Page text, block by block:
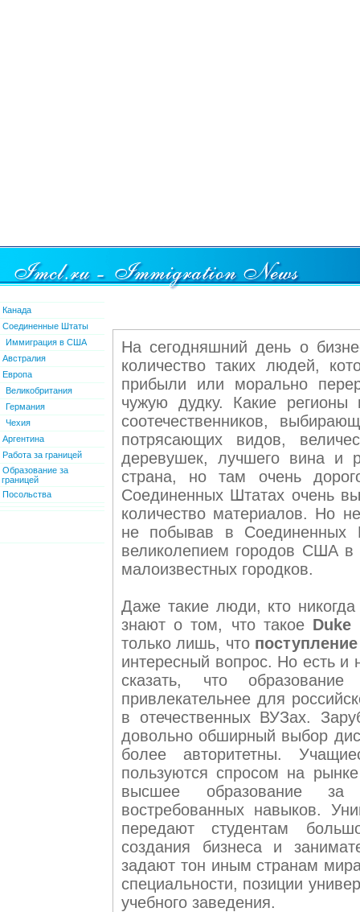
Канада
Соединенные Штаты
Иммиграция в США
Австралия
Европа
Великобритания
Германия
Чехия
Аргентина
Работа за границей
Образование за
границей
Посольства
На сегодняшний день о
количество таких людей,
прибыли или морально
чужую дудку. Какие
соотечественников,
потрясающих видов,
деревушек, лучшего вина и
страна, но там очень
Соединенных Штатах очень
количество материалов. Но
не побывав в Соединенных
великолепием городов США
малоизвестных городков.
Даже такие люди, кто
знают о том, что такое Duke
только лишь, что
интересный вопрос. Но есть
сказать, что
привлекательнее для
в отечественных ВУЗах.
довольно обширный выбор
более авторитетны.
пользуются спросом на
высшее образование за
востребованных навыков.
передают студентам
создания бизнеса и
задают тон иным странам
специальности, позиции
учебного заведения.